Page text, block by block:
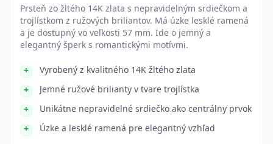
Prsteň zo žltého 14K zlata s nepravidelným srdiečkom a
trojlístkom z ružových briliantov. Má úzke lesklé ramená
a je dostupný vo veľkosti 57 mm. Ide o jemný a
elegantný šperk s romantickými motívmi.
Vyrobený z kvalitného 14K žltého zlata
Jemné ružové brilianty v tvare trojlístka
Unikátne nepravidelné srdiečko ako centrálny prvok
Úzke a lesklé ramená pre elegantný vzhľad